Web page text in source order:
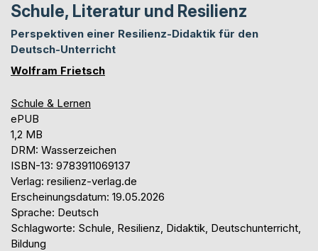
Schule, Literatur und Resilienz
Perspektiven einer Resilienz-Didaktik für den
Deutsch-Unterricht
Wolfram Frietsch
Schule & Lernen
ePUB
1,2 MB
DRM: Wasserzeichen
ISBN-13: 9783911069137
Verlag: resilienz-verlag.de
Erscheinungsdatum: 19.05.2026
Sprache: Deutsch
Schlagworte: Schule, Resilienz, Didaktik, Deutschunterricht,
Bildung